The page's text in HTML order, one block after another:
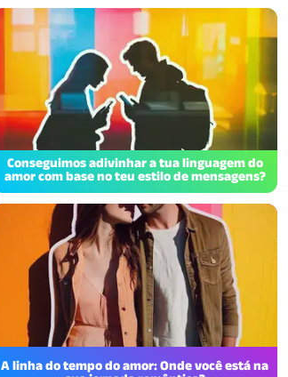
Conseguimos adivinhar a tua linguagem do
amor com base no teu estilo de mensagens?
A linha do tempo do amor: Onde você está na